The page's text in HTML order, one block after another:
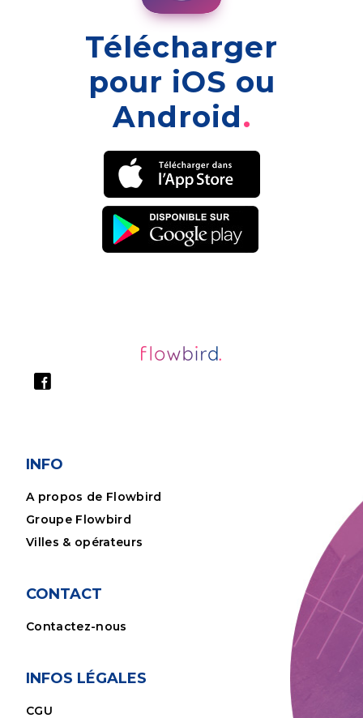
Télécharger
pour iOS ou
Android
INFO
A propos de Flowbird
Groupe Flowbird
Villes & opérateurs
CONTACT
Contactez-nous
INFOS LÉGALES
CGU